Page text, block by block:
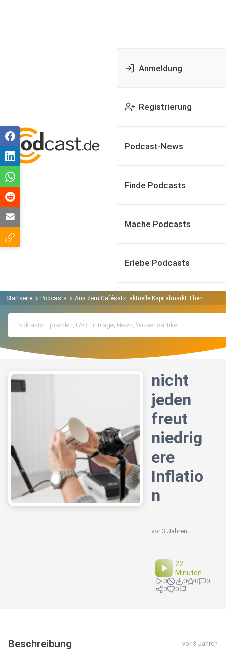
Anmeldung
Registrierung
Podcast-News
Finde Podcasts
Mache Podcasts
Erlebe Podcasts
Startseite Podcasts Aus dem Cafésatz, aktuelle Kapitalmarkt Themen
nicht
jeden
freut
niedrig
ere
Inflatio
n
vor 3 Jahren
22
Minuten
0 0 0
0
0
0
Beschreibung vor 3 Jahren